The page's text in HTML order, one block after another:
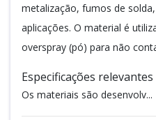
metalização, fumos de
aplicações. O material é
overspray (pó) para não
Especificações
Os materiais são desenvolv...